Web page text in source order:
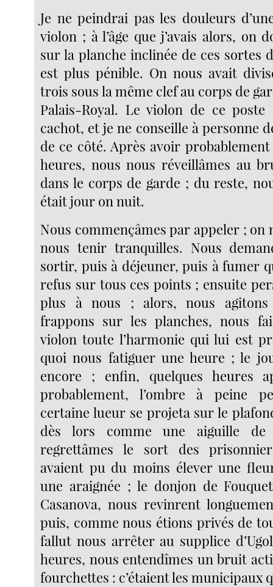
Je ne peindrai pas les douleurs
violon ; à l’âge que j’avais alors, on
sur la planche inclinée de ces sortes
est plus pénible. On nous avait
trois sous la même clef au corps de
Palais-Royal. Le violon de ce
cachot, et je ne conseille à personne
de ce côté. Après avoir
heures, nous nous réveillâmes au
dans le corps de garde ; du reste,
était jour on nuit.
Nous commençâmes par appeler ; on
nous tenir tranquilles. Nous
sortir, puis à déjeuner, puis à fumer
refus sur tous ces points ; ensuite
plus à nous ; alors, nous
frappons sur les planches, nous
violon toute l’harmonie qui lui est
quoi nous fatiguer une heure ; le
encore ; enfin, quelques heures
probablement, l’ombre à peine
certaine lueur se projeta sur le
dès lors comme une aiguille de
regrettâmes le sort des
avaient pu du moins élever une
une araignée ; le donjon de
Casanova, nous revinrent
puis, comme nous étions privés de
fallut nous arrêter au supplice
heures, nous entendîmes un bruit
fourchettes : c’étaient les municipaux